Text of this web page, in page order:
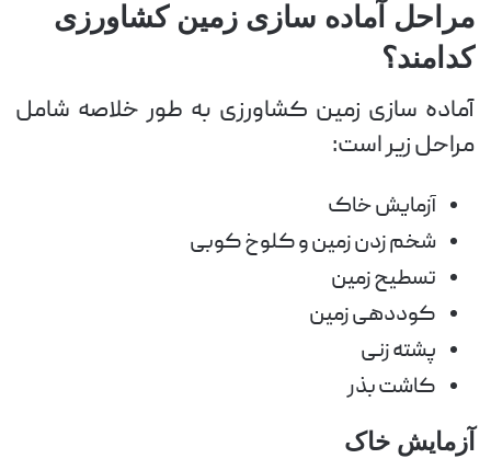
مراحل آماده سازی زمین کشاورزی
کدامند؟
آماده سازی زمین کشاورزی به طور خلاصه شامل
مراحل زیر است:
آزمایش خاک
شخم زدن زمین و کلوخ کوبی
تسطیح زمین
کوددهی زمین
پشته زنی
کاشت بذر
آزمایش خاک